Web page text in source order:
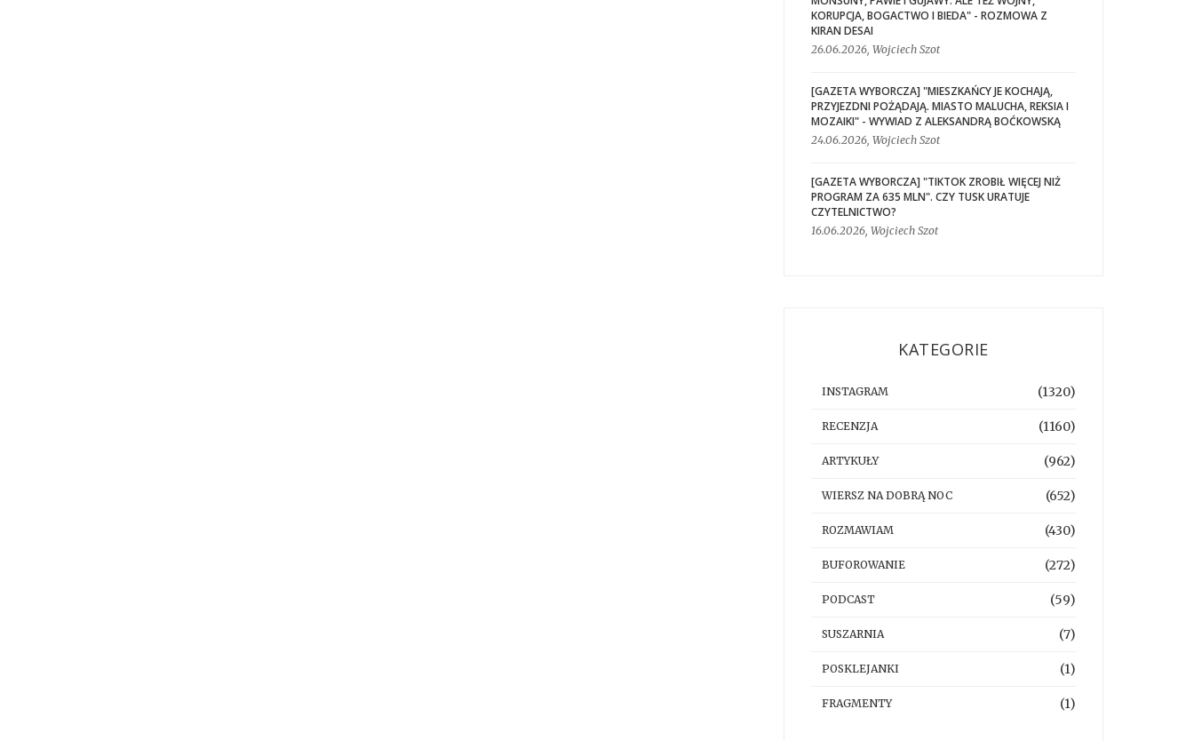
KORUPCJA, BOGACTWO I BIEDA" - ROZMOWA Z
KIRAN DESAI
26.06.2026, Wojciech Szot
[GAZETA WYBORCZA] "MIESZKAŃCY JE KOCHAJĄ,
PRZYJEZDNI POŻĄDAJĄ. MIASTO MALUCHA, REKSIA I
MOZAIKI" - WYWIAD Z ALEKSANDRĄ BOĆKOWSKĄ
24.06.2026, Wojciech Szot
[GAZETA WYBORCZA] "TIKTOK ZROBIŁ WIĘCEJ NIŻ
PROGRAM ZA 635 MLN". CZY TUSK URATUJE
CZYTELNICTWO?
16.06.2026, Wojciech Szot
KATEGORIE
INSTAGRAM (1320)
RECENZJA (1160)
ARTYKUŁY (962)
WIERSZ NA DOBRĄ NOC (652)
ROZMAWIAM (430)
BUFOROWANIE (272)
PODCAST (59)
SUSZARNIA (7)
POSKLEJANKI (1)
FRAGMENTY (1)